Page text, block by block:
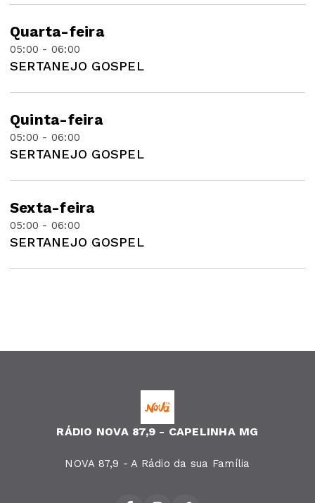
Quarta-feira
05:00 - 06:00
SERTANEJO GOSPEL
Quinta-feira
05:00 - 06:00
SERTANEJO GOSPEL
Sexta-feira
05:00 - 06:00
SERTANEJO GOSPEL
RÁDIO NOVA 87,9 - CAPELINHA MG
NOVA 87,9 - A Rádio da sua Família